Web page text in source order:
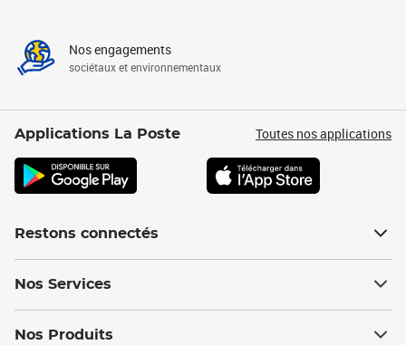
Nos engagements
sociétaux et environnementaux
Applications La Poste Toutes nos applications
Restons connectés
Nos Services
Nos Produits